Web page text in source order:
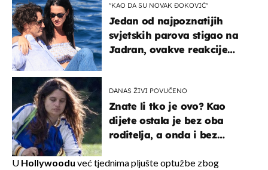
"KAO DA SU NOVAK ĐOKOVIĆ"
Jedan od najpoznatijih
svjetskih parova stigao na
Jadran, ovakve reakcije
DANAS ŽIVI POVUČENO
Znate li tko je ovo? Kao
dijete ostala je bez oba
roditelja, a onda i bez
naslijediti
U Hollywoodu već tjednima pljušte optužbe zbog